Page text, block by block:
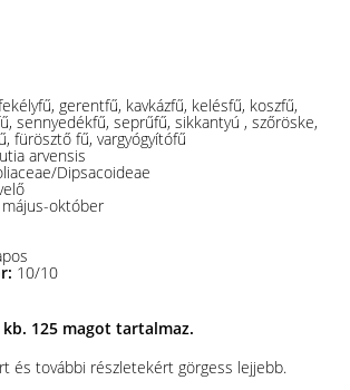
gerentfű, kavkázfű, kelésfű, koszfű,
sennyedékfű, seprűfű, sikkantyú , szőröske,
fürösztő fű, vargyógyítófű
arvensis
Dipsacoideae
május-október
10/10
kb. 125 magot tartalmaz.
és további részletekért görgess lejjebb.